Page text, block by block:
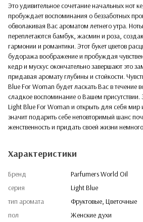
Это удивительное сочетание начальных нот
пробуждает воспоминания о беззаботных
обволакивая Вас ароматом летнего утра.
переплетаются бамбук, жасмин и роза,
гармонии и романтики. Этот букет цветов
будоража воображение и пробуждая
кедр и мускус окончательно завершают это
придавая аромату глубины и стойкости.
Blue For Woman будет ласкать Вас в течение
сладкое воспоминание о Вашем
Light Blue For Woman и открыть для себя мир
значит подарить себе неповторимый шанс
женственность и придать своей жизни
Характеристики
Бренд
Parfumers World Oil
серия
Light Blue
тип аромата
Фруктовые, Цветочные
пол
Женские духи